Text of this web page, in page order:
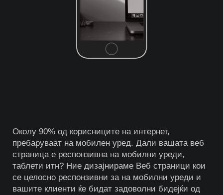
Околу 90% од корисниците на интернет,
пребаруваат на мобилен уред. Дали вашата веб
страница е респонзивна на мобилни уреди,
таблети итн? Ние дизајнираме Веб страници кои
се целосно респонзивни за на мобилни уреди и
вашите клиенти ќе бидат задоволни бидејќи од